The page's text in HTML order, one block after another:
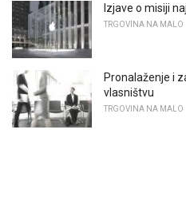
Izjave o misiji
TRGOVINA NA MALO
Pronalaženje i
vlasništvu
TRGOVINA NA MALO